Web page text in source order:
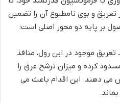
تعریق و بوی نامطبوع آن را تضمین
بر پایه دو محور اصلی است:
موجود در این رول، منافذ
کرده و میزان ترشح عرق را
دهند. این اقدام باعث می